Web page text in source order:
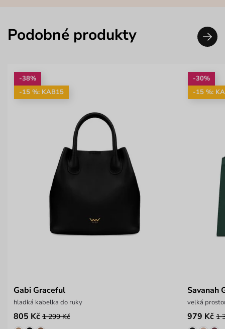
Podobné produkty
-38%
-15 %: KAB15
Gabi Graceful
hladká kabelka do ruky
805 Kč 1 299 Kč
-30%
-15 %:
Savanah
velká
979 Kč 1